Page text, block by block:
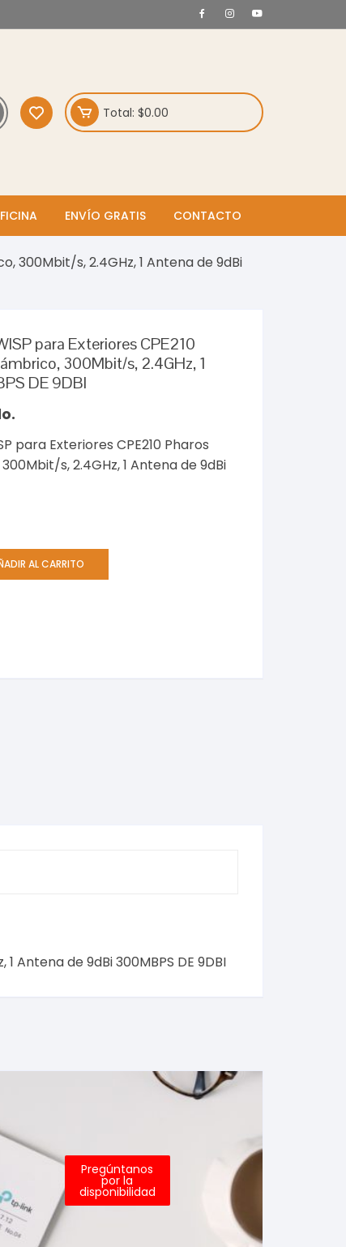
Total: $0.00
ENVÍO GRATIS CONTACTO
300Mbit/s, 2.4GHz, 1 Antena de 9dBi
para Exteriores CPE210
300Mbit/s, 2.4GHz, 1
DE 9DBI
para Exteriores CPE210 Pharos
s, 2.4GHz, 1 Antena de 9dBi
AL CARRITO
Antena de 9dBi 300MBPS DE 9DBI
Pregúntanos
por la
disponibilidad